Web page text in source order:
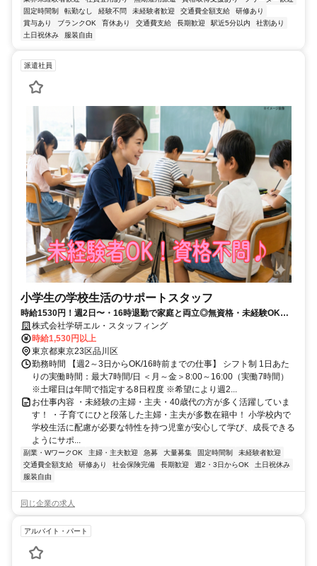
固定時間制
転勤なし 経験不問 未経験者歓迎 交通費全額支給
研修あり
賞与あり
ブランクOK 育休あり 交通費支給 長期歓迎 駅近5分以内
社割あり
土日祝休み
服装自由
派遣社員
小学生の学校生活のサポートスタッフ
時給1530円！週2日〜・16時退勤で家庭と両立◎無資格・未経験OK！
品川区の小学校で授業の補助スタッフ
株式会社学研エル・スタッフィング
時給1,530円以上
東京都東京23区品川区
勤務時間 【週2～3日からOK/16時前までの仕事】 シフト制 1日あた
りの実働時間：最大7時間/日 ＜月～金＞8:00～16:00（実働7時間）
※土曜日は年間で指定する8日程度 ※希望により週2...
お仕事内容 ・未経験の主婦・主夫・40歳代の方が多く活躍していま
す！ ・子育てにひと段落した主婦・主夫が多数在籍中！ 小学校内で
学校生活に配慮が必要な特性を持つ児童が安心して学び、成長できる
ようにサポ...
副業・WワークOK 主婦・主夫歓迎 急募 大量募集 固定時間制
未経験者歓迎
交通費全額支給
研修あり 社会保険完備 長期歓迎 週2・3日からOK
土日祝休み
服装自由
同じ企業の求人
アルバイト・パート